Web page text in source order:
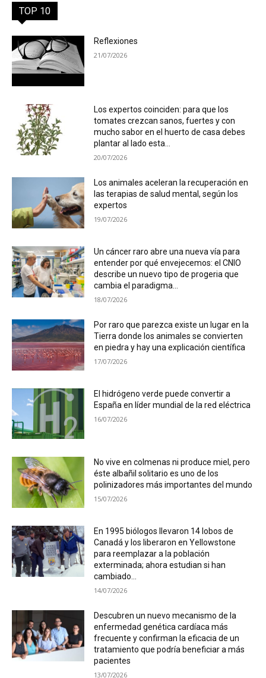
TOP 10
Reflexiones
21/07/2026
Los expertos coinciden: para que los
tomates crezcan sanos, fuertes y con
mucho sabor en el huerto de casa debes
plantar al lado esta...
20/07/2026
Los animales aceleran la recuperación en
las terapias de salud mental, según los
expertos
19/07/2026
Un cáncer raro abre una nueva vía para
entender por qué envejecemos: el CNIO
describe un nuevo tipo de progeria que
cambia el paradigma...
18/07/2026
Por raro que parezca existe un lugar en la
Tierra donde los animales se convierten
en piedra y hay una explicación científica
17/07/2026
El hidrógeno verde puede convertir a
España en líder mundial de la red eléctrica
16/07/2026
No vive en colmenas ni produce miel, pero
éste albañil solitario es uno de los
polinizadores más importantes del mundo
15/07/2026
En 1995 biólogos llevaron 14 lobos de
Canadá y los liberaron en Yellowstone
para reemplazar a la población
exterminada; ahora estudian si han
cambiado...
14/07/2026
Descubren un nuevo mecanismo de la
enfermedad genética cardíaca más
frecuente y confirman la eficacia de un
tratamiento que podría beneficiar a más
pacientes
13/07/2026